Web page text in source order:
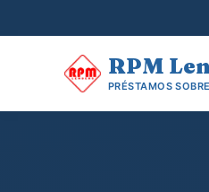
RPM
PRÉSTAMOS